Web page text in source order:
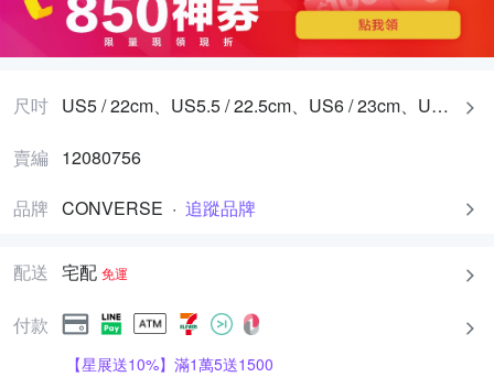
尺吋 US5 / 22cm、US5.5 / 22.5cm、US6 / 23cm、US6.5 / 23.5cm、US7 / 24cm、US7.5 / 24.5cm、US8 / 25cm、US8.5 / 25.5cm、US9 / 26cm
賣編
12080756
品牌 CONVERSE · 追蹤品牌
配送 宅配 免運
付款
【星展送10%】滿1萬5送1500